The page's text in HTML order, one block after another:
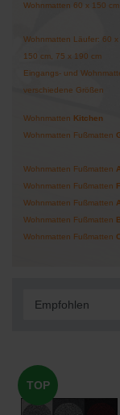
Wohnmatten 60 x 150 cm
Wohnmatten Läufer: 60
150 cm, 75 x 190 cm
Eingangs- und
verschiedene Größen
Wohnmatten Kitchen
Wohnmatten Fußmatten
Wohnmatten Fußmatten
Wohnmatten Fußmatten
Wohnmatten Fußmatten
Wohnmatten Fußmatten
Wohnmatten Fußmatten
TOP